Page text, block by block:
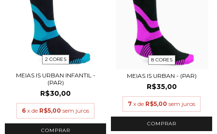
2 CORES
MEIAS IS URBAN INFANTIL -
(PAR)
R$30,00
6 x de R$5,00 sem juros
COMPRAR
8 CORES
MEIAS IS URBAN - (PAR)
R$35,00
7 x de R$5,00 sem juros
COMPRAR